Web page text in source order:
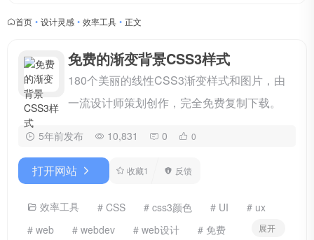
首页 • 设计灵感 • 效率工具 • 正文
免费的渐变背景CSS3样式
180个美丽的线性CSS3渐变样式和图片，由
一流设计师策划创作，完全免费复制下载。
5年前发布 10,831 0 0
打开网站 收藏1 反馈
效率工具 # CSS # css3颜色 # UI
# ux
# web
# webdev # web设计
# 免费
展开